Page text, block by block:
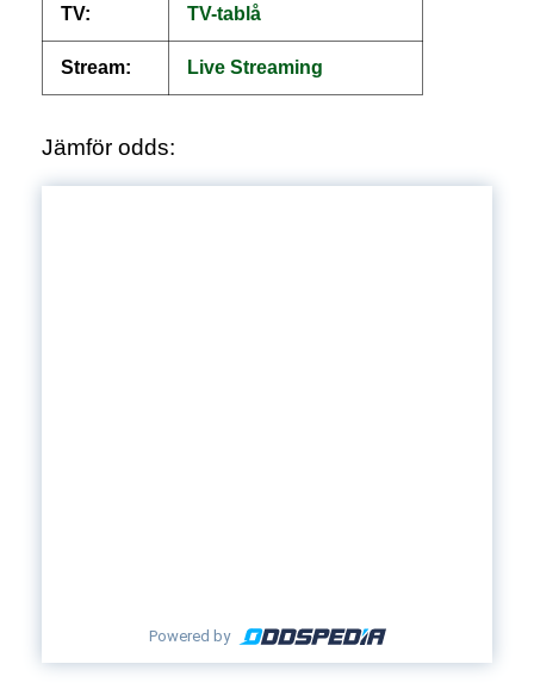
TV: TV-tablå
Stream: Live Streaming
Jämför odds:
Powered by